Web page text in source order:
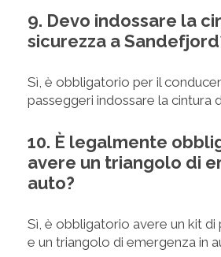
9. Devo indossare la
sicurezza a
Sì, è obbligatorio per il
passeggeri indossare la cintura
10. È legalmente
avere un triangolo di
auto?
Sì, è obbligatorio avere un kit
e un triangolo di emergenza in